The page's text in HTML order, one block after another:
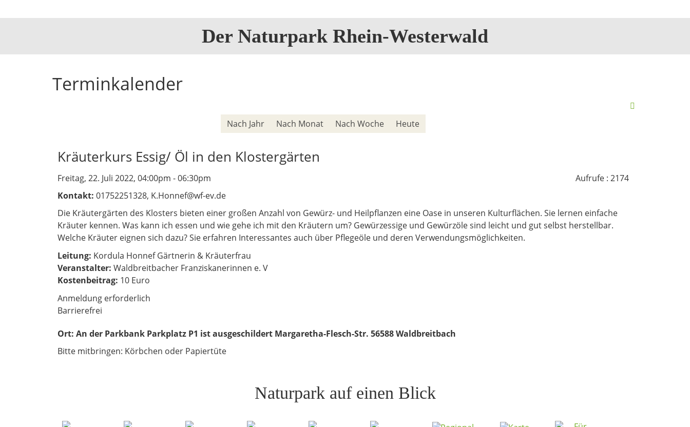
Der Naturpark Rhein-Westerwald
Terminkalender
Nach Jahr Nach Monat Nach Woche Heute
Kräuterkurs Essig/ Öl in den Klostergärten
Freitag, 22. Juli 2022, 04:00pm - 06:30pm Aufrufe: 2174
Kontakt: 01752251328, K.Honnef@wf-ev.de
Die Kräutergärten des Klosters bieten einer großen Anzahl von Gewürz- und Heilpflanzen eine Oase in unseren Kulturflächen. Sie lernen einfache
Kräuter kennen. Was kann ich essen und wie gehe ich mit den Kräutern um? Gewürzessige und Gewürzöle sind leicht und gut selbst herstellbar.
Welche Kräuter eignen sich dazu? Sie erfahren Interessantes auch über Pflegeöle und deren Verwendungsmöglichkeiten.
Leitung: Kordula Honnef Gärtnerin & Kräuterfrau
Veranstalter: Waldbreitbacher Franziskanerinnen e. V
Kostenbeitrag: 10 Euro
Anmeldung erforderlich
Barrierefrei
Ort: An der Parkbank Parkplatz P1 ist ausgeschildert Margaretha-Flesch-Str. 56588 Waldbreitbach
Bitte mitbringen: Körbchen oder Papiertüte
Naturpark auf einen Blick